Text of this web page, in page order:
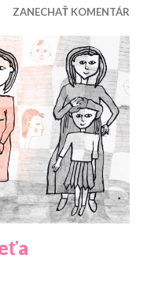
ZANECHAŤ KOMENTÁR